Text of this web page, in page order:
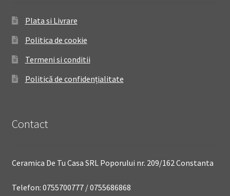
Plata si Livrare
Politica de cookie
Termeni si conditii
Politică de confidențialitate
Contact
Ceramica De Tu Casa SRL Poporului nr. 209/162 Constanta
Telefon: 0755700777 / 0755686868